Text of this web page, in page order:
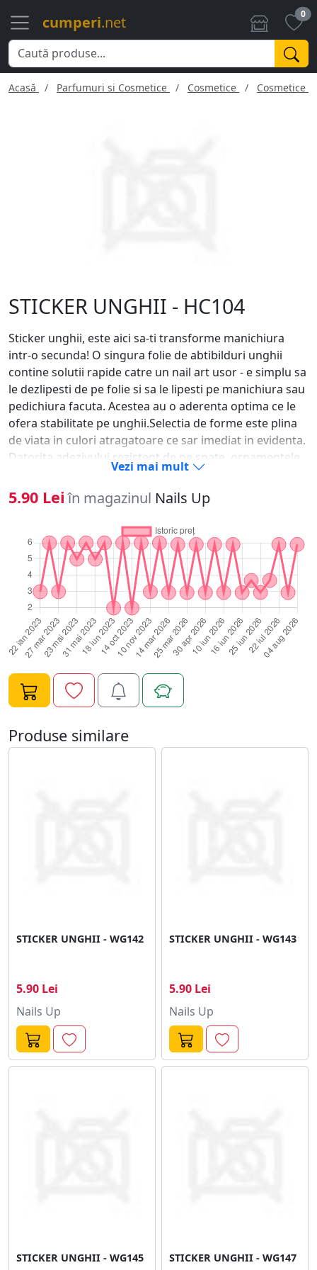
cumperi.net 0
Acasă Parfumuri si Cosmetice Cosmetice Cosmetice
STICKER UNGHII - HC104
Sticker unghii, este aici sa-ti transforme manichiura
intr-o secunda! O singura folie de abtibilduri unghii
contine solutii rapide catre un nail art usor - e simplu sa
le dezlipesti de pe folie si sa le lipesti pe manichiura sau
pedichiura facuta. Acestea au o aderenta optima ce le
ofera stabilitate pe unghii.Selectia de forme este plina
de viata in culori atragatoare ce sar imediat in evidenta.
Datorita adezivului rezistent de pe spate, ornamentele
se fixeaza usor pe oja clasica, oja semipermanenta, pe
unghia naturala sau tehnica pentru saptamani in sir.-
Alege modelul dorit si dezlipeste-l cu unghia. - Aplica un
strat de oja si las-o sa se usuce.- Aseaza modelul pe
unghie si preseaza-l usor de cateva ori.- Pentru
rezultate de lunga durata, sigileaza ornamentele unghii
sub un strat de top coat.
Vezi mai mult
5.90 Lei în magazinul Nails Up
Produse similare
STICKER UNGHII - WG142
5.90 Lei
Nails Up
STICKER UNGHII - WG143
5.90 Lei
Nails Up
STICKER UNGHII - WG145 STICKER UNGHII - WG147